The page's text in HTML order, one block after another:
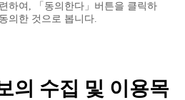
하여, 「동의한다」버튼을 클릭하
의한 것으로 봅니다.
의 수집 및 이용목